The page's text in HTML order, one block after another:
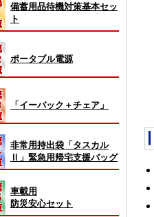
備蓄用品待機対策基本セッ
ト
ポータブル電源
「イーバック＋チェア」
非常用持出袋「タスカル
Ⅱ」緊急用帰宅支援バッグ
車載用
防災安心セット